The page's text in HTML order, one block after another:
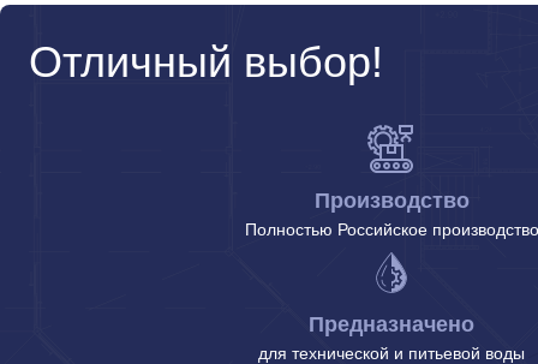
Отличный выбор!
Производство
Полностью Российское производство
Предназначено
для технической и питьевой воды